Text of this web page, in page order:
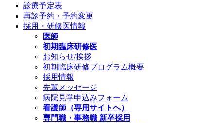
診療予定表
再診予約・予約変更
採用・研修医情報
医師
初期臨床研修医
お知らせ/挨拶
初期臨床研修プログラム概要
採用情報
先輩メッセージ
病院見学申込みフォーム
看護師（専用サイトへ）
専門職・事務職 新卒採用